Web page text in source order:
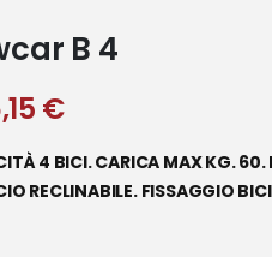
B 4
€
4 BICI. CARICA MAX KG.
RECLINABILE. FISSAGGIO